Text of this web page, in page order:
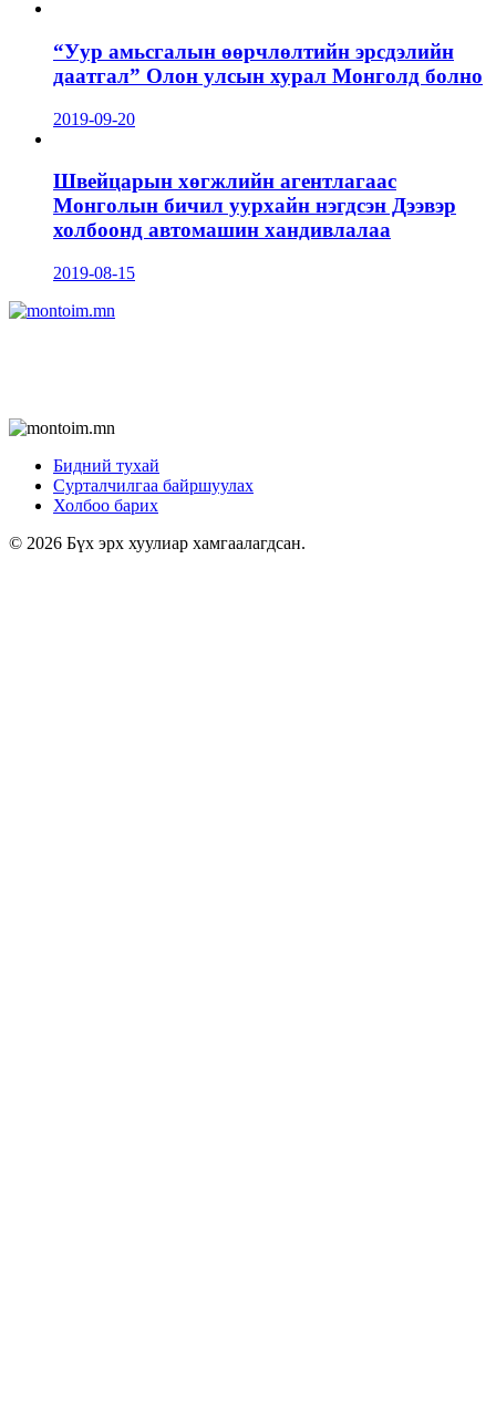
“Уур амьсгалын өөрчлөлтийн эрсдэлийн
даатгал” Олон улсын хурал Монголд болно
2019-09-20
Швейцарын хөгжлийн агентлагаас
Монголын бичил уурхайн нэгдсэн Дээвэр
холбоонд автомашин хандивлалаа
2019-08-15
Бидний тухай
Сурталчилгаа байршуулах
Холбоо барих
© 2026 Бүх эрх хуулиар хамгаалагдсан.